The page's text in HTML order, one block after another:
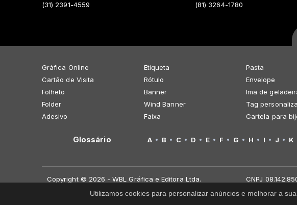
(31) 2391-4559
(81) 3264-1780
Gráfica Online
Cartão de Visita
Folheto
Folder
Adesivo
Etiqueta
Rótulo
Banner
Wind Banner
Faixa
Pasta
Envelope
Imã de
Tag
Cartela para
Glossário A B C D E F G H I J K
Copyright © 2026 - WBL Gráfica e Editora Ltda.
CNPJ
Utilizamos cookies para personalizar anúncios e melhorar a